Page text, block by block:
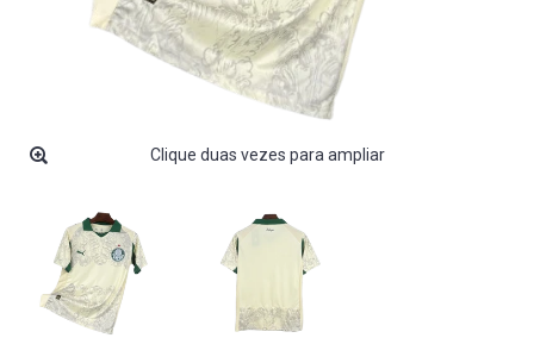
Clique duas vezes para ampliar